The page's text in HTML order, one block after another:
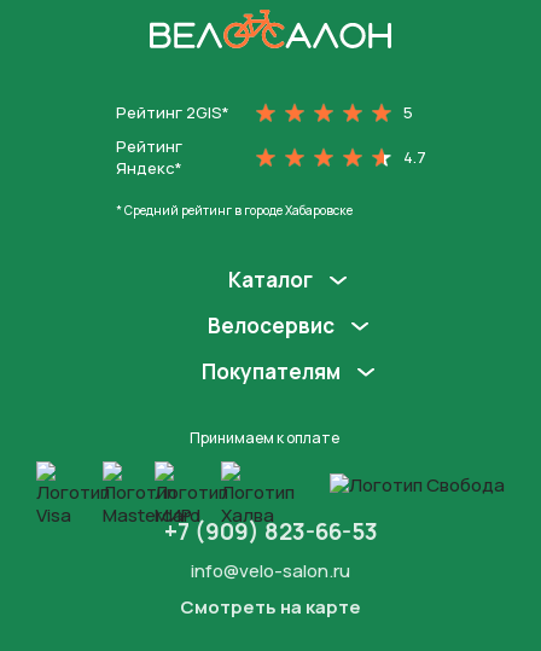
Рейтинг 2GIS*
5
Рейтинг
Яндекс*
4.7
* Средний рейтинг в городе Хабаровске
Каталог
Велосервис
Покупателям
Принимаем к оплате
+7 (909) 823-66-53
info@velo-salon.ru
Смотреть на карте